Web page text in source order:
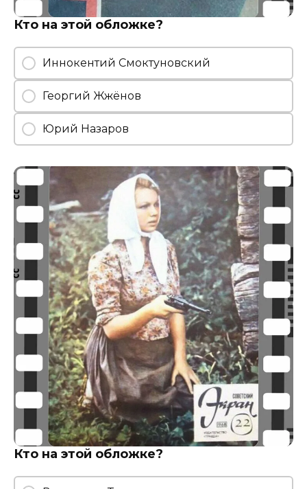
Кто на этой обложке?
Иннокентий Смоктуновский
Георгий Жжёнов
Юрий Назаров
Кто на этой обложке?